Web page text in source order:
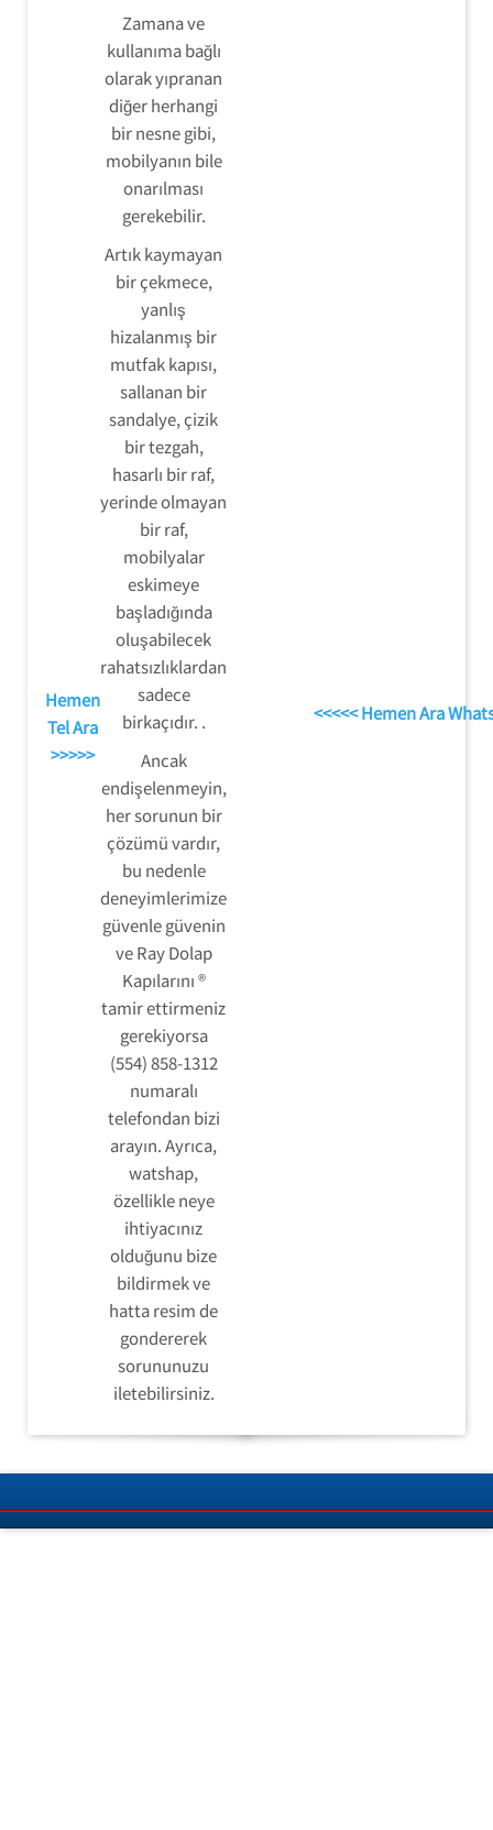
Hemen
Tel Ara
>>>>>
Zamana ve
kullanıma bağlı
olarak yıpranan
diğer herhangi
bir nesne gibi,
mobilyanın bile
onarılması
gerekebilir.
Artık kaymayan
bir çekmece,
yanlış
hizalanmış bir
mutfak kapısı,
sallanan bir
sandalye, çizik
bir tezgah,
hasarlı bir raf,
yerinde olmayan
bir raf,
mobilyalar
eskimeye
başladığında
oluşabilecek
rahatsızlıklardan
sadece
birkaçıdır. .
Ancak
endişelenmeyin,
her sorunun bir
çözümü vardır,
bu nedenle
deneyimlerimize
güvenle güvenin
ve Ray Dolap
Kapılarını ®
tamir ettirmeniz
gerekiyorsa
(554) 858-1312
numaralı
telefondan bizi
arayın. Ayrıca,
watshap,
özellikle neye
ihtiyacınız
olduğunu bize
bildirmek ve
hatta resim de
gondererek
sorununuzu
iletebilirsiniz.
<<<<< Hemen Ara